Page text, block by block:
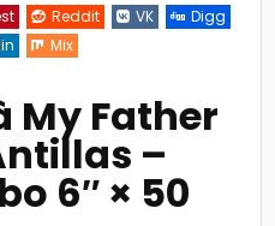
Flor
de
Tubos
6×50:
Sun-
Grown
Reddit VK
Digg
Mix
My Father
–
6″ × 50